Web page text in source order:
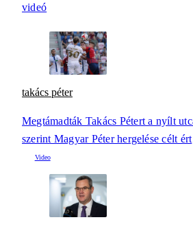
videó
takács péter
Megtámadták Takács Pétert a nyílt
szerint Magyar Péter hergelése célt ért